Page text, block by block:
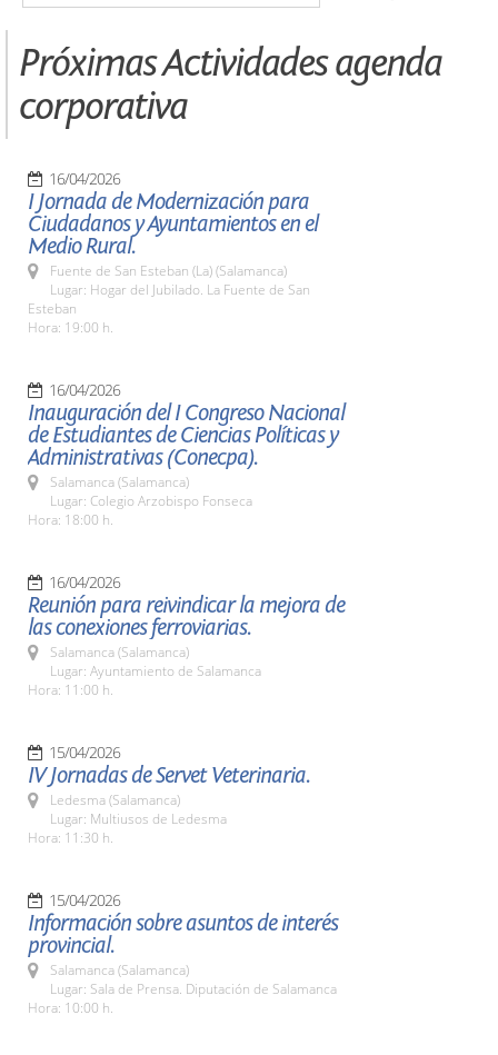
Próximas Actividades agenda
corporativa
16/04/2026
I Jornada de Modernización para
Ciudadanos y Ayuntamientos en el
Medio Rural.
Fuente de San Esteban (La) (Salamanca)
Lugar: Hogar del Jubilado. La Fuente de San
Esteban
Hora: 19:00 h.
16/04/2026
Inauguración del I Congreso Nacional
de Estudiantes de Ciencias Políticas y
Administrativas (Conecpa).
Salamanca (Salamanca)
Lugar: Colegio Arzobispo Fonseca
Hora: 18:00 h.
16/04/2026
Reunión para reivindicar la mejora de
las conexiones ferroviarias.
Salamanca (Salamanca)
Lugar: Ayuntamiento de Salamanca
Hora: 11:00 h.
15/04/2026
IV Jornadas de Servet Veterinaria.
Ledesma (Salamanca)
Lugar: Multiusos de Ledesma
Hora: 11:30 h.
15/04/2026
Información sobre asuntos de interés
provincial.
Salamanca (Salamanca)
Lugar: Sala de Prensa. Diputación de Salamanca
Hora: 10:00 h.